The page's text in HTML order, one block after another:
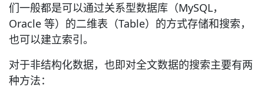
们一般都是可以通过关系型数据库（MySQL，
Oracle 等）的二维表（Table）的方式存储和搜索，
也可以建立索引。
对于非结构化数据，也即对全文数据的搜索主要有两
种方法：